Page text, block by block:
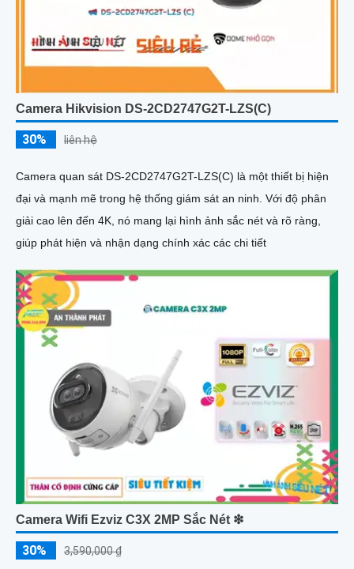
Camera Hikvision DS-2CD2747G2T-LZS(C)
30% liên hệ
Camera quan sát DS-2CD2747G2T-LZS(C) là một thiết bị hiện
đại và mạnh mẽ trong hệ thống giám sát an ninh. Với độ phân
giải cao lên đến 4K, nó mang lại hình ảnh sắc nét và rõ ràng,
giúp phát hiện và nhận dạng chính xác các chi tiết
Camera Wifi Ezviz C3X 2MP Sắc Nét ❇
30% 3,590,000 ₫